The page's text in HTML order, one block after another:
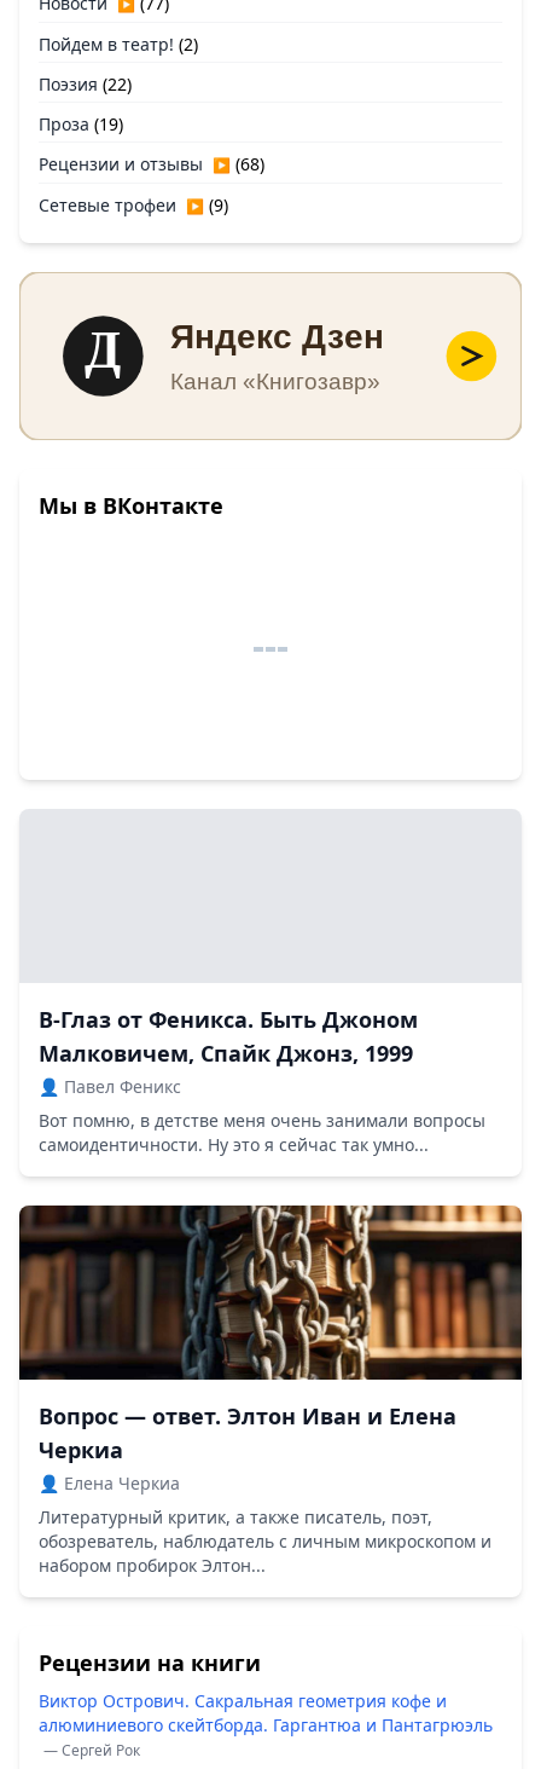
В-Глаз от Феникса. Быть Джоном
Малковичем, Спайк Джонз, 1999
👤 Павел Феникс
Вот помню, в детстве меня очень занимали вопросы
самоидентичности. Ну это я сейчас так умно...
Вопрос — ответ. Элтон Иван и Елена
Черкиа
👤 Елена Черкиа
Литературный критик, а также писатель, поэт,
обозреватель, наблюдатель с личным микроскопом и
набором пробирок Элтон...
Рецензии на книги
Виктор Острович. Сакральная геометрия кофе и
алюминиевого скейтборда. Гаргантюа и Пантагрюэль
— Сергей Рок
▶
Пойдем в театр! (2)
Поэзия (22)
Проза (19)
Рецензии и отзывы ▶ (68)
Сетевые трофеи ▶ (9)
Д Яндекс Дзен
Канал «Книгозавр»
Мы в ВКонтакте